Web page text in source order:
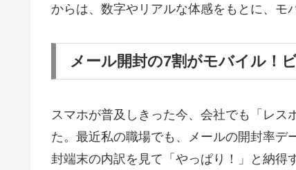
からは、数字やリアルな体感をもとに、モ
メール開封の7割がモバイル！
スマホが普及しきった今、会社でも「レス
た。最近私の職場でも、メールの開封率デ
封端末の内訳を見て「やっぱり！」と納得